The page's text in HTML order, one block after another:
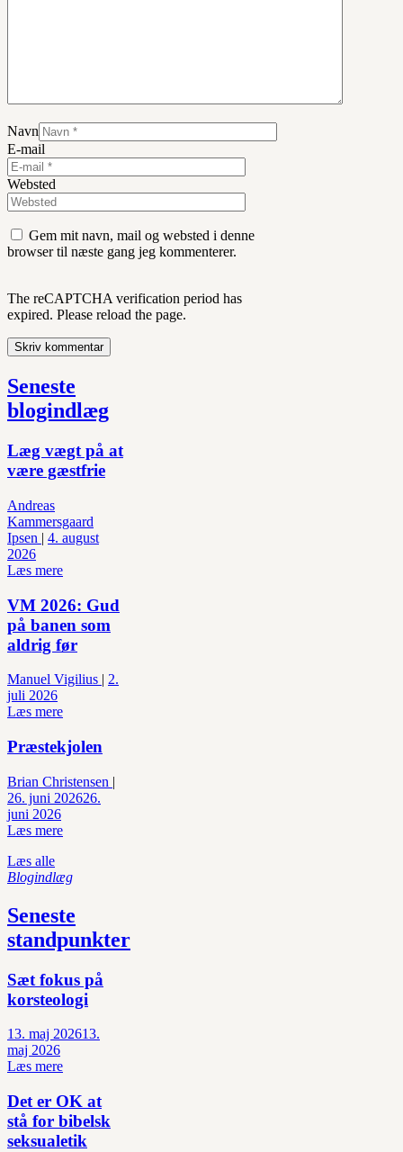
Navn
E-mail
Websted
Gem mit navn, mail og websted i denne
browser til næste gang jeg kommenterer.
The reCAPTCHA verification period has
expired. Please reload the page.
Seneste
blogindlæg
Læg vægt på at
være gæstfrie
Andreas
Kammersgaard
Ipsen | 4. august
2026
Læs mere
VM 2026: Gud
på banen som
aldrig før
Manuel Vigilius | 2.
juli 2026
Læs mere
Præstekjolen
Brian Christensen |
26. juni 202626.
juni 2026
Læs mere
Læs alle
Blogindlæg
Seneste
standpunkter
Sæt fokus på
korsteologi
13. maj 202613.
maj 2026
Læs mere
Det er OK at
stå for bibelsk
seksualetik